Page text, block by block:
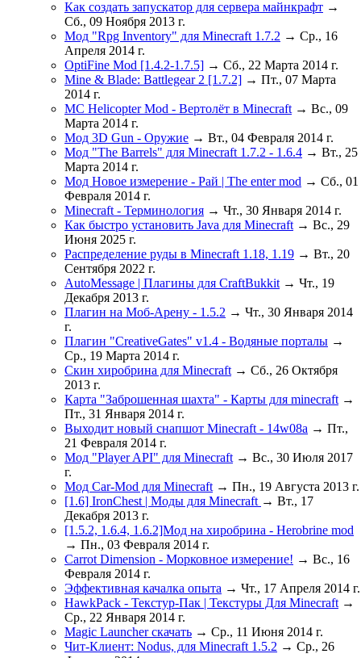
Как создать запускатор для сервера майнкрафт →
Сб., 09 Ноября 2013 г.
Мод "Rpg Inventory" для Minecraft 1.7.2 → Ср., 16
Апреля 2014 г.
OptiFine Mod [1.4.2-1.7.5] → Сб., 22 Марта 2014 г.
Mine & Blade: Battlegear 2 [1.7.2] → Пт., 07 Марта
2014 г.
MC Helicopter Mod - Вертолёт в Minecraft → Вс., 09
Марта 2014 г.
Мод 3D Gun - Оружие → Вт., 04 Февраля 2014 г.
Мод "The Barrels" для Minecraft 1.7.2 - 1.6.4 → Вт., 25
Марта 2014 г.
Мод Новое измерение - Рай | The enter mod → Сб., 01
Февраля 2014 г.
Minecraft - Терминология → Чт., 30 Января 2014 г.
Как быстро установить Java для Minecraft → Вс., 29
Июня 2025 г.
Распределение руды в Minecraft 1.18, 1.19 → Вт., 20
Сентября 2022 г.
AutoMessage | Плагины для CraftBukkit → Чт., 19
Декабря 2013 г.
Плагин на Моб-Арену - 1.5.2 → Чт., 30 Января 2014
г.
Плагин "CreativeGates" v1.4 - Водяные порталы →
Ср., 19 Марта 2014 г.
Скин хиробрина для Minecraft → Сб., 26 Октября
2013 г.
Карта "Заброшенная шахта" - Карты для minecraft →
Пт., 31 Января 2014 г.
Выходит новый снапшот Minecraft - 14w08a → Пт.,
21 Февраля 2014 г.
Мод "Player API" для Minecraft → Вс., 30 Июля 2017
г.
Мод Car-Mod для Minecraft → Пн., 19 Августа 2013 г.
[1.6] IronChest | Моды для Minecraft → Вт., 17
Декабря 2013 г.
[1.5.2, 1.6.4, 1.6.2]Мод на хиробрина - Herobrine mod
→ Пн., 03 Февраля 2014 г.
Carrot Dimension - Морковное измерение! → Вс., 16
Февраля 2014 г.
Эффективная качалка опыта → Чт., 17 Апреля 2014 г.
HawkPack - Текстур-Пак | Текстуры Для Minecraft →
Ср., 22 Января 2014 г.
Magic Launcher скачать → Ср., 11 Июня 2014 г.
Чит-Клиент: Nodus, для Minecraft 1.5.2 → Ср., 26